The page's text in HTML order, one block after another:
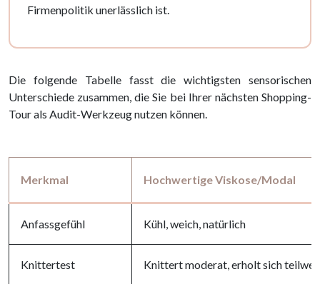
Firmenpolitik unerlässlich ist.
Die folgende Tabelle fasst die wichtigsten sensorischen
Unterschiede zusammen, die Sie bei Ihrer nächsten Shopping-
Tour als Audit-Werkzeug nutzen können.
Merkmal Hochwertige Viskose/Modal
Anfassgefühl Kühl, weich, natürlich
Knittertest Knittert moderat, erholt sich